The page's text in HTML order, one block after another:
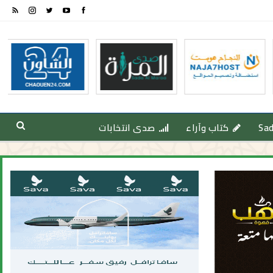
كتاب وآراء صدى انتخابات